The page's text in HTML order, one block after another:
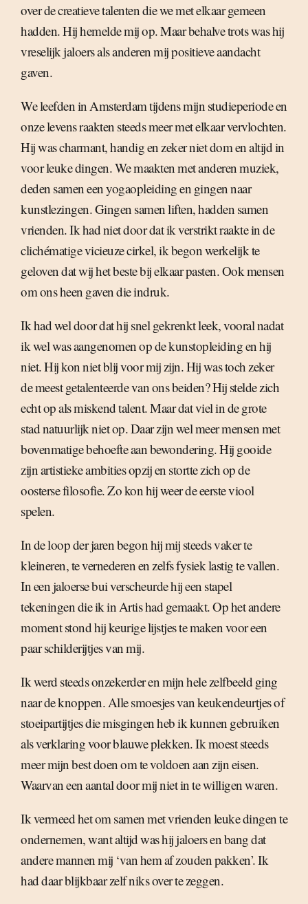
over de creatieve talenten die we met elkaar gemeen
hadden. Hij hemelde mij op. Maar behalve trots was hij
vreselijk jaloers als anderen mij positieve aandacht
gaven.
We leefden in Amsterdam tijdens mijn studieperiode en
onze levens raakten steeds meer met elkaar vervlochten.
Hij was charmant, handig en zeker niet dom en altijd in
voor leuke dingen. We maakten met anderen muziek,
deden samen een yogaopleiding en gingen naar
kunstlezingen. Gingen samen liften, hadden samen
vrienden. Ik had niet door dat ik verstrikt raakte in de
clichématige vicieuze cirkel, ik begon werkelijk te
geloven dat wij het beste bij elkaar pasten. Ook mensen
om ons heen gaven die indruk.
Ik had wel door dat hij snel gekrenkt leek, vooral nadat
ik wel was aangenomen op de kunstopleiding en hij
niet. Hij kon niet blij voor mij zijn. Hij was toch zeker
de meest getalenteerde van ons beiden? Hij stelde zich
echt op als miskend talent. Maar dat viel in de grote
stad natuurlijk niet op. Daar zijn wel meer mensen met
bovenmatige behoefte aan bewondering. Hij gooide
zijn artistieke ambities opzij en stortte zich op de
oosterse filosofie. Zo kon hij weer de eerste viool
spelen.
In de loop der jaren begon hij mij steeds vaker te
kleineren, te vernederen en zelfs fysiek lastig te vallen.
In een jaloerse bui verscheurde hij een stapel
tekeningen die ik in Artis had gemaakt. Op het andere
moment stond hij keurige lijstjes te maken voor een
paar schilderijtjes van mij.
Ik werd steeds onzekerder en mijn hele zelfbeeld ging
naar de knoppen. Alle smoesjes van keukendeurtjes of
stoeipartijtjes die misgingen heb ik kunnen gebruiken
als verklaring voor blauwe plekken. Ik moest steeds
meer mijn best doen om te voldoen aan zijn eisen.
Waarvan een aantal door mij niet in te willigen waren.
Ik vermeed het om samen met vrienden leuke dingen te
ondernemen, want altijd was hij jaloers en bang dat
andere mannen mij ‘van hem af zouden pakken’. Ik
had daar blijkbaar zelf niks over te zeggen.